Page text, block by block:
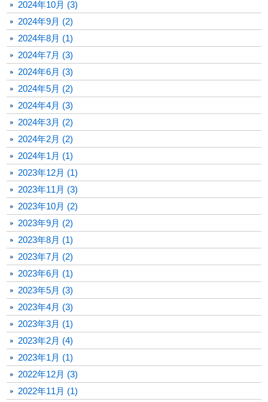
2024年10月 (3)
2024年9月 (2)
2024年8月 (1)
2024年7月 (3)
2024年6月 (3)
2024年5月 (2)
2024年4月 (3)
2024年3月 (2)
2024年2月 (2)
2024年1月 (1)
2023年12月 (1)
2023年11月 (3)
2023年10月 (2)
2023年9月 (2)
2023年8月 (1)
2023年7月 (2)
2023年6月 (1)
2023年5月 (3)
2023年4月 (3)
2023年3月 (1)
2023年2月 (4)
2023年1月 (1)
2022年12月 (3)
2022年11月 (1)